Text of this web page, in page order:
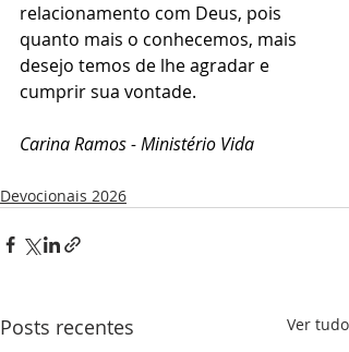
relacionamento com Deus, pois
quanto mais o conhecemos, mais
desejo temos de lhe agradar e
cumprir sua vontade.
Carina Ramos - Ministério Vida
Devocionais 2026
Posts recentes Ver tudo